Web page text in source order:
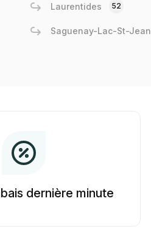
Laurentides 52
Saguenay-Lac-St-Jean
dernière minute